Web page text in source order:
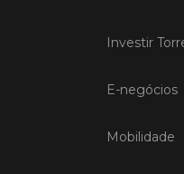
Investir
E-negócios
Mobilidade